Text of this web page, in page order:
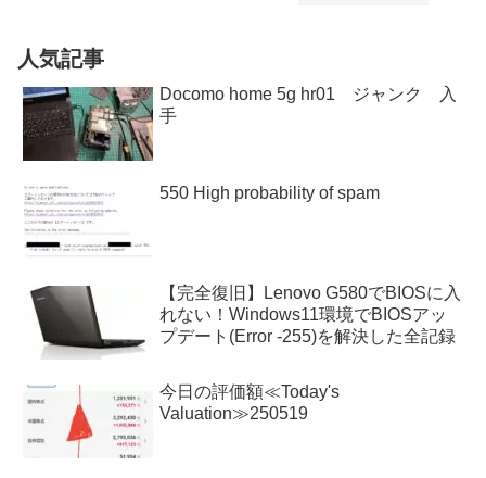
人気記事
Docomo home 5g hr01 ジャンク 入
手
550 High probability of spam
【完全復旧】Lenovo G580でBIOSに入
れない！Windows11環境でBIOSアッ
プデート(Error -255)を解決した全記録
今日の評価額≪Today's
Valuation≫250519